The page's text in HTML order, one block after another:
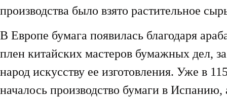
производства было взято растительное
В Европе бумага появилась благодаря
плен китайских мастеров бумажных дел,
народ искусству ее изготовления. Уже в
началось производство бумаги в